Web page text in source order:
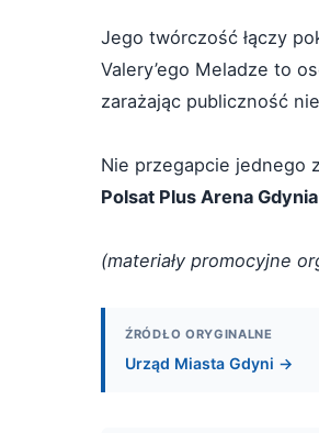
Jego twórczość łączy
Valery’ego Meladze to
zarażając publiczność
Nie przegapcie jednego
Polsat Plus Arena Gdynia
(materiały promocyjne
ŹRÓDŁO ORYGINALNE
Urząd Miasta Gdyni →